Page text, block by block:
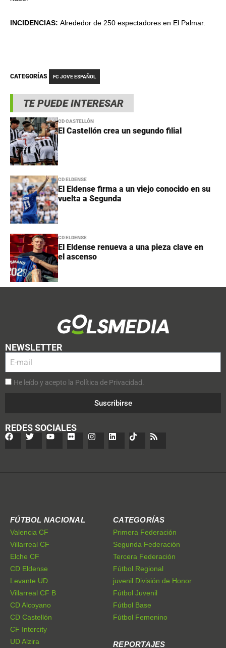
TE PUEDE INTERESAR
CD CASTELLÓN
El Castellón crea un segundo filial
CD ELDENSE
El Eldense firma a un viejo conocido en su
vuelta a Segunda
CD ELDENSE
El Eldense renueva a una pieza clave en
el ascenso
INCIDENCIAS: Alrededor de 250 espectadores en El Palmar.
CATEGORÍAS FC JOVE ESPAÑOL
NEWSLETTER
He leído y acepto la Política de Privacidad.
Suscribirse
REDES SOCIALES
FÚTBOL NACIONAL
Valencia CF
Villarreal CF
Elche CF
CD Eldense
Levante UD
Villarreal CF B
CD Alcoyano
CD Castellón
CF Intercity
UD Alzira
CATEGORÍAS
Primera Federación
Segunda Federación
Tercera Federación
Fútbol Regional
juvenil División de Honor
Fútbol Juvenil
Fútbol Base
Fútbol Femenino
REPORTAJES